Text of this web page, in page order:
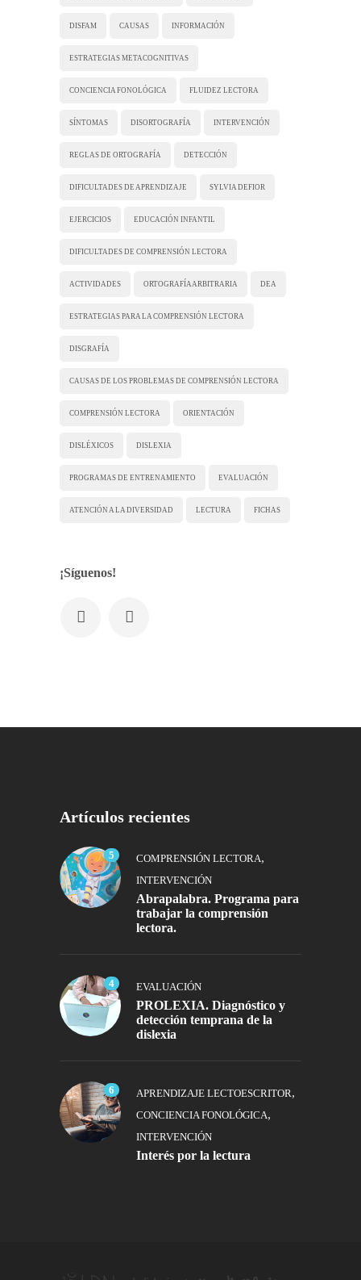
DISFAM CAUSAS INFORMACIÓN
ESTRATEGIAS METACOGNITIVAS
CONCIENCIA FONOLÓGICA FLUIDEZ LECTORA
SÍNTOMAS DISORTOGRAFÍA INTERVENCIÓN
REGLAS DE ORTOGRAFÍA DETECCIÓN
DIFICULTADES DE APRENDIZAJE SYLVIA DEFIOR
EJERCICIOS EDUCACIÓN INFANTIL
DIFICULTADES DE COMPRENSIÓN LECTORA
ACTIVIDADES ORTOGRAFÍA ARBITRARIA DEA
ESTRATEGIAS PARA LA COMPRENSIÓN LECTORA
DISGRAFÍA
CAUSAS DE LOS PROBLEMAS DE COMPRENSIÓN LECTORA
COMPRENSIÓN LECTORA ORIENTACIÓN
DISLÉXICOS DISLEXIA
PROGRAMAS DE ENTRENAMIENTO EVALUACIÓN
ATENCIÓN A LA DIVERSIDAD LECTURA FICHAS
¡Síguenos!
Artículos recientes
5 COMPRENSIÓN LECTORA,
INTERVENCIÓN
Abrapalabra. Programa para
trabajar la comprensión
lectora.
4 EVALUACIÓN
PROLEXIA. Diagnóstico y
detección temprana de la
dislexia
6 APRENDIZAJE LECTOESCRITOR,
CONCIENCIA FONOLÓGICA,
INTERVENCIÓN
Interés por la lectura